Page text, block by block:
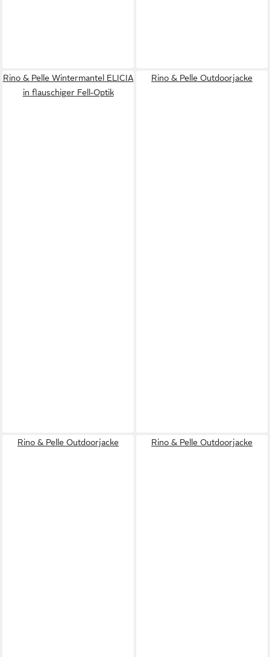
Rino & Pelle Wintermantel ELICIA
in flauschiger Fell-Optik
Rino & Pelle Outdoorjacke
Rino & Pelle Outdoorjacke Rino & Pelle Outdoorjacke